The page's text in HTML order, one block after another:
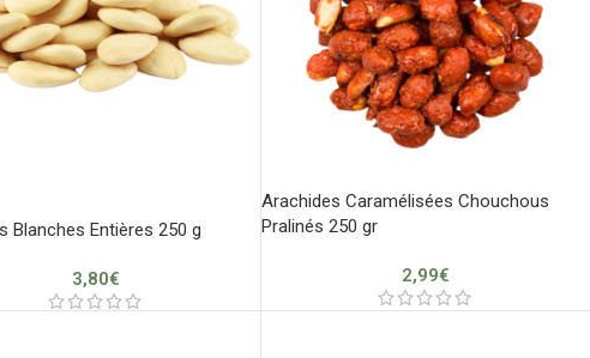
Blanches Entières 250 g
3,80€
Arachides Caramélisées Chouchous
Pralinés 250 gr
2,99€